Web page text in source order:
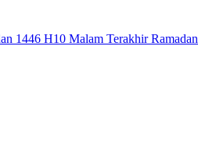
1446 H10 Malam Terakhir Ramadan